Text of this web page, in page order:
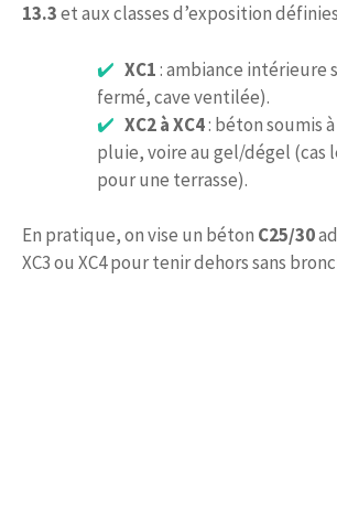
13.3et aux classes d’exposition
XC1: ambiance intérieure
fermé, cave ventilée).
XC2 à XC4: béton soumis
pluie, voire au gel/dégel (cas
pour une terrasse).
En pratique, on vise un béton C25/30
XC3 ou XC4 pour tenir dehors sans